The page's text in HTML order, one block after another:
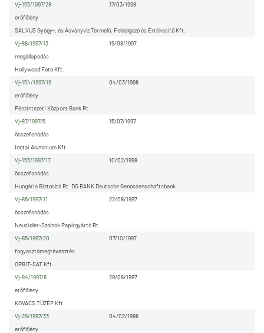
17/03/1998
Vj-155/1997/28
SALVUS Gyógy-, és Ásványvíz Termelő, Feldolgozó és Értékesítő Kft.
erőfölény
19/08/1997
Vj-88/1997/13
Hollywood Foto Kft.
megállapodás
04/03/1998
Vj-154/1997/19
Pénzintézeti Központ Bank Rt.
erőfölény
15/07/1997
Vj-87/1997/5
Inotai Alumínium Kft.
összefonódás
10/02/1998
Vj-153/1997/17
Hungária Biztosító Rt. DG BANK Deutsche Genossenschaftsbank
összefonódás
22/08/1997
Vj-86/1997/11
Neusidler-Szolnok Papírgyártó Rt.
összefonódás
07/10/1997
Vj-85/1997/20
ORBIT-SAT Kft.
fogyasztómegtévesztés
29/08/1997
Vj-84/1997/8
KOVÁCS TÜZÉP Kft.
erőfölény
04/02/1998
Vj-29/1997/33
erőfölény